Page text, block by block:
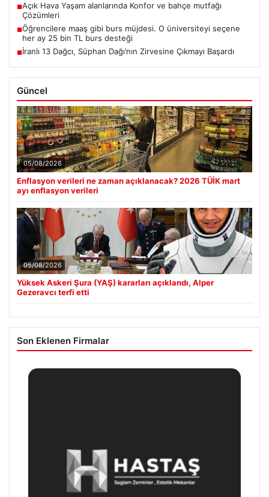
■Açık Hava Yaşam alanlarında Konfor ve bahçe mutfağı
Çözümleri
■Öğrencilere maaş gibi burs müjdesi. O üniversiteyi seçene
her ay 25 bin TL burs desteği
■İranlı 13 Dağcı, Süphan Dağı’nın Zirvesine Çıkmayı Başardı
Güncel
05/08/2026
Enflasyon verileri ne zaman açıklanacak? 2026 TÜİK mart
ayı enflasyon verileri
05/08/2026
Yüksek Askeri Şura (YAŞ) kararları açıklandı, Alper
Gezeravcı terfi etti
Son Eklenen Firmalar